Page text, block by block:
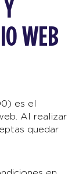
WEB
es el
Al realizar
quedar